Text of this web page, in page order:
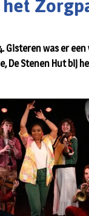
Gisteren was er
De Stenen Hut bij